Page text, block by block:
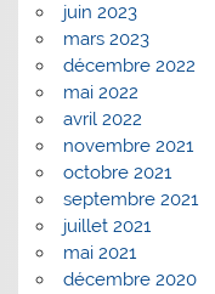
juin 2023
mars 2023
décembre 2022
mai 2022
avril 2022
novembre 2021
octobre 2021
septembre 2021
juillet 2021
mai 2021
décembre 2020